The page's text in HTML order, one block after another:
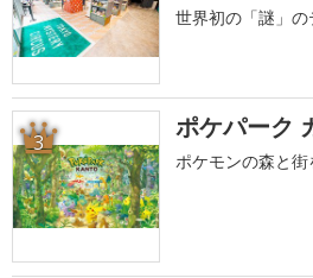
世界初の「謎」の
3 ポケパーク
ポケモンの森と